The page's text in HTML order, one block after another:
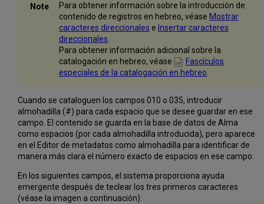
Precisión
Generar
números
de
autores
de
forma
Crear
un
registro
bibliográfico
UNIMARC
implementada
para
registros
Para obtener información sobre la introducción de
contenido de registros en hebreo, véase Mostrar
caracteres direccionales e Insertar caracteres
direccionales
Para obtener información adicional sobre la
catalogación en hebreo, véase
Fascículos
especiales de la catalogación en hebreo
Cuando se cataloguen los campos 010 o 035, introducir
almohadilla (#) para cada espacio que se desee guardar en ese
campo. El contenido se guarda en la base de datos de Alma
como espacios (por cada almohadilla introducida), pero aparece
en el Editor de metadatos como almohadilla para identificar de
manera más clara el número exacto de espacios en ese campo.
En los siguientes campos, el sistema proporciona ayuda
emergente después de teclear los tres primeros caracteres
(véase la imagen a continuación):